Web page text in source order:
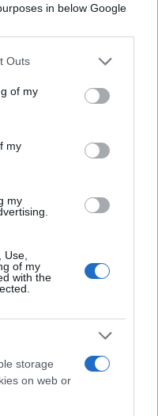
in below Google
Outs
of my
my
my
of my
with the
storage
on web or
vestito di verde
stime che
piani
flotta elettrica,
veicoli Tesla. E
essere
parliamo di
Una maggiore
più curata e
che sia troppo tardi,
ossia quelli